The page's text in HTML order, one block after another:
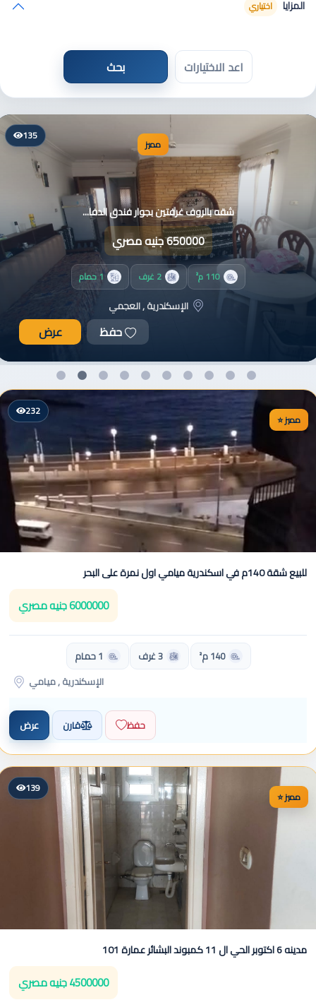
المزايا اختياري
مميز
184
للبيع شقة 110 متر -على مكرم عبيد ال...
2750000 جنيه مصري
1 حمام 2 غرف 110 م²
القاهرة , مدينة نصر
عرض
⭐ مميز
232
للبيع شقة 140م في اسكندرية ميامي اول نمرة على البحر
6000000 جنيه مصري
140 م² 3 غرف
1 حمام
الإسكندرية , ميامي
حفظ قارن عرض
⭐ مميز
139
مدينه 6 اكتوبر الحي ال 11 كمبوند البشائر عمارة 101
4500000 جنيه مصري